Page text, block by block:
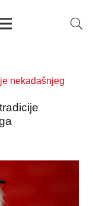
nekadašnjeg